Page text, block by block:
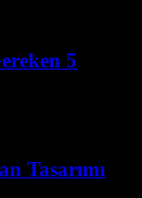
5
Tasarımı